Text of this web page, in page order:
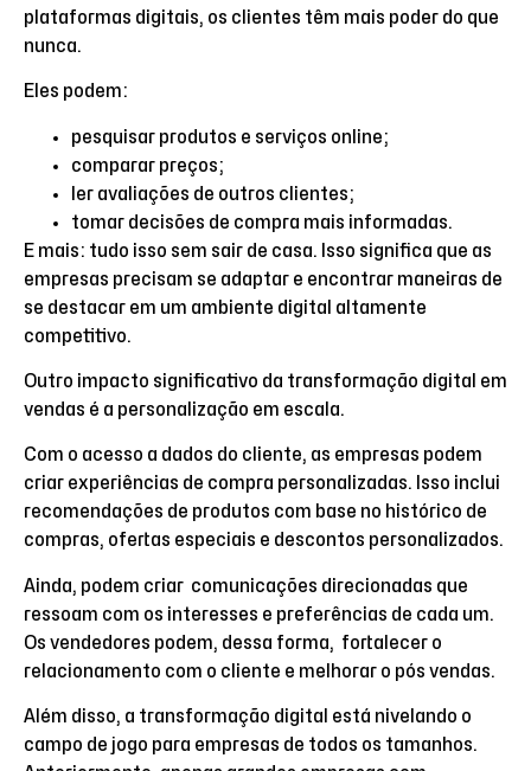
plataformas digitais, os clientes têm mais poder do que
nunca.
Eles podem:
pesquisar produtos e serviços online;
comparar preços;
ler avaliações de outros clientes;
tomar decisões de compra mais informadas.
E mais: tudo isso sem sair de casa. Isso significa que as
empresas precisam se adaptar e encontrar maneiras de
se destacar em um ambiente digital altamente
competitivo.
Outro impacto significativo da transformação digital em
vendas é a personalização em escala.
Com o acesso a dados do cliente, as empresas podem
criar experiências de compra personalizadas. Isso inclui
recomendações de produtos com base no histórico de
compras, ofertas especiais e descontos personalizados.
Ainda, podem criar comunicações direcionadas que
ressoam com os interesses e preferências de cada um.
Os vendedores podem, dessa forma, fortalecer o
relacionamento com o cliente e melhorar o pós vendas.
Além disso, a transformação digital está nivelando o
campo de jogo para empresas de todos os tamanhos.